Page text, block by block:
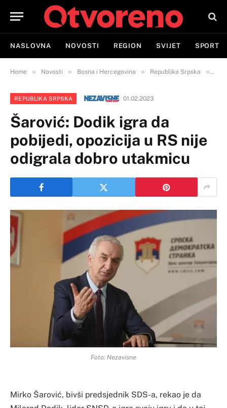
NASLOVNA NOVOSTI REGION SVIJET SPORT
Home » Novosti » Bosna i Hercegovina » Republika Srpska »
REPUBLIKA SRPSKA 01.02.2023
Šarović: Dodik igra da
pobijedi, opozicija u RS nije
odigrala dobro utakmicu
Foto: Nezavisne
Mirko Šarović, bivši predsjednik SDS-a, rekao je da